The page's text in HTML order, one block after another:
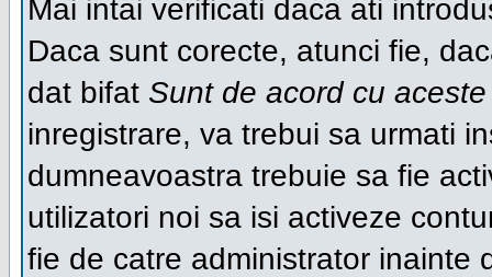
Mai intai verificati daca ati
Daca sunt corecte, atunci fie,
dat bifat Sunt de acord cu
inregistrare, va trebui sa urmati
dumneavoastra trebuie sa fie
utilizatori noi sa isi activeze
fie de catre administrator inainte